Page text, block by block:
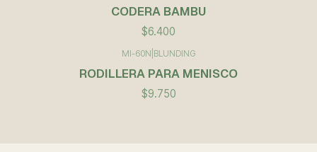
CODERA BAMBU
$6.400
MI-60N BLUNDING
RODILLERA PARA MENISCO
$9.750